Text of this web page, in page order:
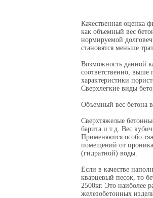
Качественная оценка
как объемный вес
нормируемой
становятся меньше
Возможность данной
соответственно, выше
характеристики
Сверхлегкие виды
Объемный вес бетона в
Сверхтяжелые
барита и т.д. Вес
Применяются особо
помещений от
(гидратной) воды.
Если в качестве
кварцевый песок, то
2500кг. Это наиболее
железобетонных